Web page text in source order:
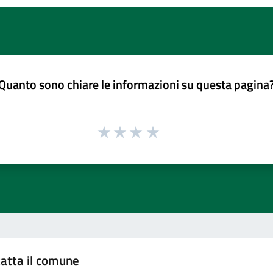
sono chiare le informazioni su questa
il comune